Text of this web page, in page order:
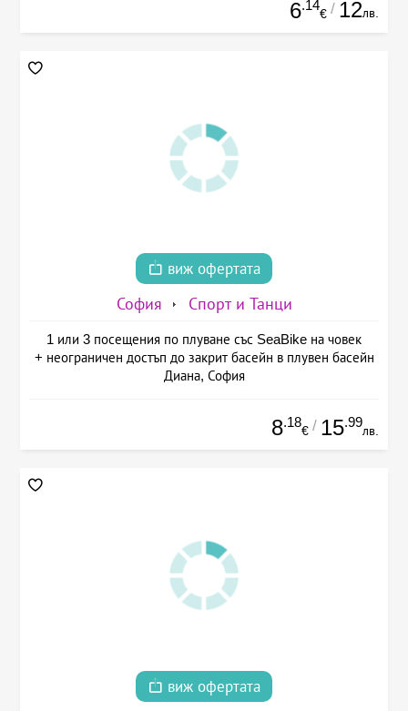
6.14
€ / 12лв.
виж офертата
София Спорт и Танци
1 или 3 посещения по плуване със SeaBike на човек
+ неограничен достъп до закрит басейн в плувен басейн
Диана, София
8.18
€ / 15.99
лв.
виж офертата